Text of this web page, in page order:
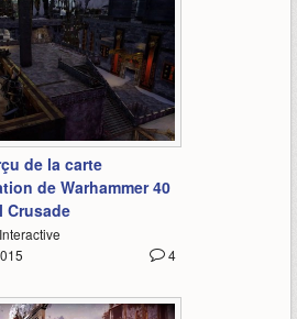
1:11
de la carte
de Warhammer 40
Crusade
4